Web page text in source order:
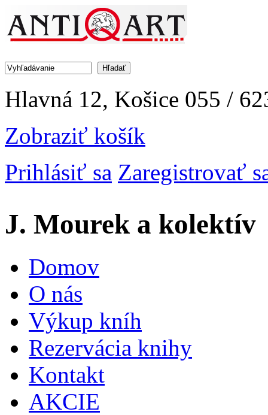
Vyhľadávanie
Hlavná 12, Košice 055 /
Zobraziť košík
Prihlásiť sa Zaregistrovať
J. Mourek a kolektív
Hlavné menu
Domov
O nás
Výkup kníh
Rezervácia knihy
Kontakt
AKCIE